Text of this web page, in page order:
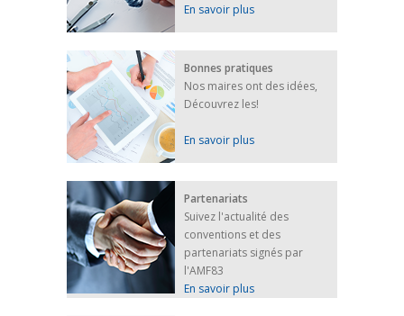
En savoir plus
Bonnes pratiques
Nos maires ont des idées,
Découvrez les!
En savoir plus
Partenariats
Suivez l'actualité des
conventions et des
partenariats signés par
l'AMF83
En savoir plus